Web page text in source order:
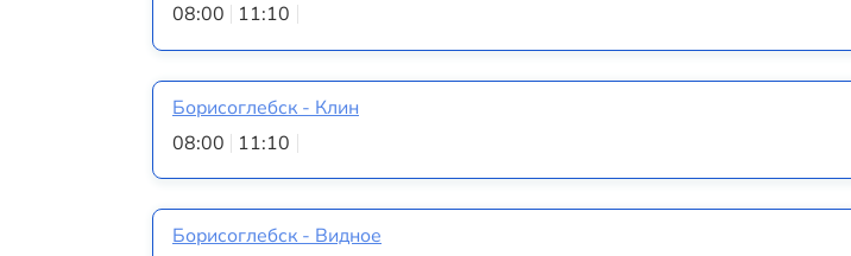
08:00
11:10
Борисоглебск - Клин
08:00
11:10
Борисоглебск - Видное